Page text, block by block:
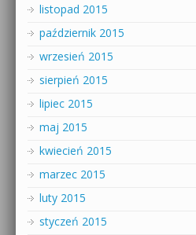
listopad 2015
październik 2015
wrzesień 2015
sierpień 2015
lipiec 2015
maj 2015
kwiecień 2015
marzec 2015
luty 2015
styczeń 2015